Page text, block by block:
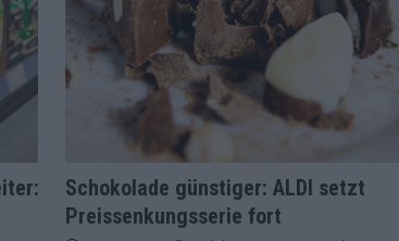
vier Big-Four-Länder, ein Gastgeber – alle Acts im
Walzer zu kurz, Moderation zu provinziell – das Fazit zum
2: Dänemark vorne, Aserbaidschan chancenlos – Zypern
Schokolade günstiger: ALDI setzt
Preissenkungsserie fort